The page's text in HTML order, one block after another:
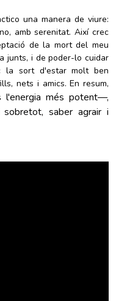
una manera de viure:
amb serenitat. Així crec
de la mort del meu
junts, i de poder-lo cuidar
la sort d'estar molt ben
nets i amics. En resum,
l'energia més potent—,
saber agrair i